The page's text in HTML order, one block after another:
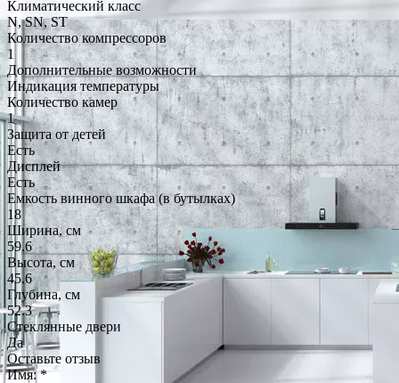
Климатический класс
N, SN, ST
Количество компрессоров
1
Дополнительные возможности
Индикация температуры
Количество камер
1
Защита от детей
Есть
Дисплей
Есть
Емкость винного шкафа (в бутылках)
18
Ширина, см
59.6
Высота, см
45.6
Глубина, см
52.3
Стеклянные двери
Да
Оставьте отзыв
Имя:*